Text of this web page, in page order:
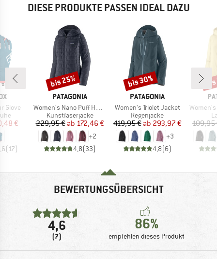
DIESE PRODUKTE PASSEN IDEAL DAZU
Glove
Preis
€
(17)
MARKE
PATAGONIA
Artikel
Women's Nano Puff Hoody
Produktgruppe
Kunstfaserjacke
Preis
229,95 € reduzierter Preis
ab 172,46 €
+2
4,8(33)
Rabatt
bis 25%
MARKE
PATAGONIA
Artikel
Women's Triolet Jacket
Produktgruppe
Regenjacke
Preis
419,95 € reduzierter Preis
ab 293,97 €
+3
4,8(6)
Rabatt
bis 30%
Artikel
109,95
BEWERTUNGSÜBERSICHT
4,6
(7)
86%
empfehlen dieses Produkt